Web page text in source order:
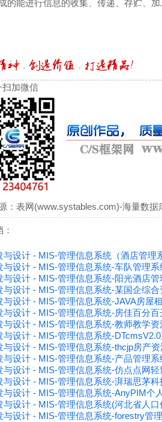
的能进行信息的收集、传递、存贮、
扫加微信
：表网(www.systables.com)-海量数
与设计 - MIS-管理信息系统（酒店管理
与设计 - MIS-管理信息系统-车队管理系
与设计 - MIS-管理信息系统-阳光酒店
与设计 - MIS-管理信息系统-某国企综
与设计 - MIS-管理信息系统-JAVA房屋
与设计 - MIS-管理信息系统-房佳百分
与设计 - MIS-管理信息系统-教师教学
与设计 - MIS-管理信息系统-
与设计 - MIS-管理信息系统-thcjp房产
与设计 - MIS-管理信息系统-产品管理
与设计 - MIS-管理信息系统-仿点点网
与设计 - MIS-管理信息系统-湃瑞思茅
与设计 - MIS-管理信息系统-AnyPIM个
与设计 - MIS-管理信息系统(河北省人
与设计 - MIS-管理信息系统-forestry管